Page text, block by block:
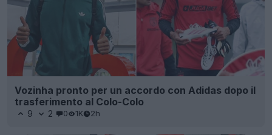
Vozinha pronto per un accordo con Adidas dopo il
trasferimento al Colo-Colo
9 2 0 1K 2h